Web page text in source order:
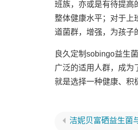
班族，亦或是有待提高
整体健康水平；对于上
道菌群，增强，为孩子
良久定制sobingo益生
广泛的适用人群，成为
就是选择一种健康、积
洁妮贝富硒益生菌